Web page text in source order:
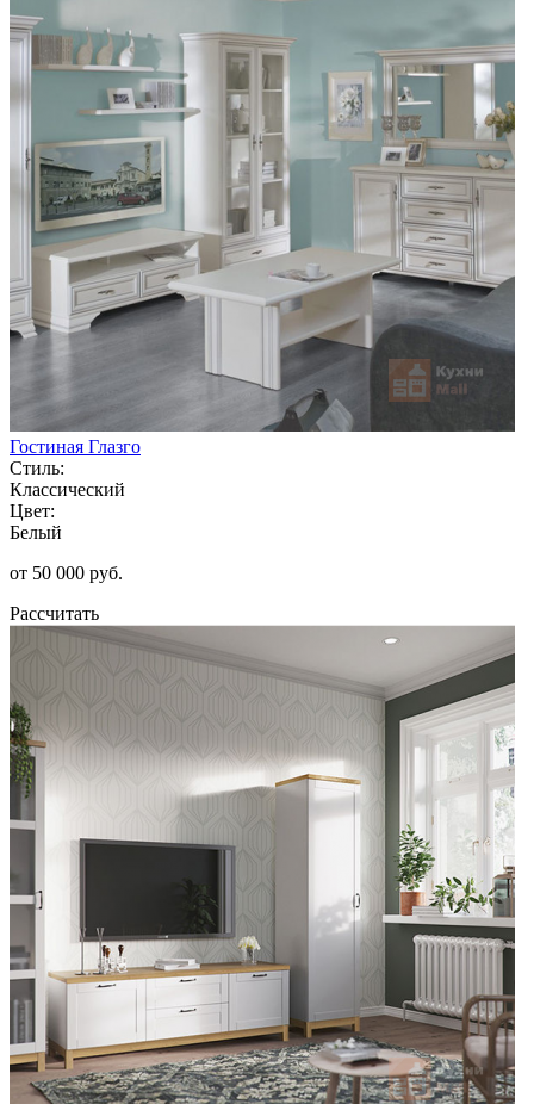
Гостиная Глазго
Стиль:
Классический
Цвет:
Белый
от 50 000 руб.
Рассчитать